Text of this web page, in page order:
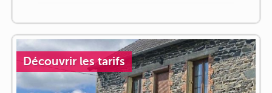
Découvrir les tarifs